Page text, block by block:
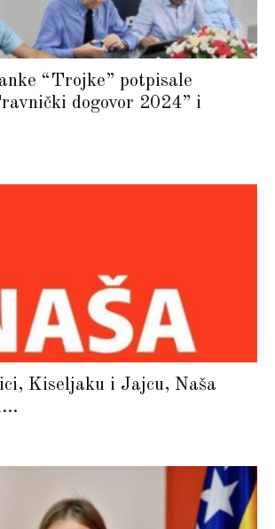
“Trojke” potpisale
dogovor 2024” i
Kiseljaku i Jajcu, Naša